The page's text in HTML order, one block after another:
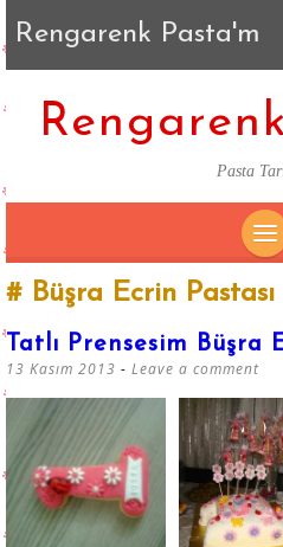
Rengarenk Pasta'm
Pasta
TO
Büşra Ecrin Pastası
Tatlı Prensesim Büşra
13 Kasım 2013 Leave a comment